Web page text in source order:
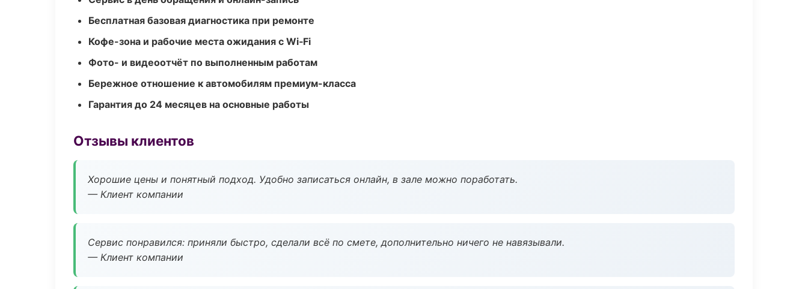
Бесплатная базовая диагностика при ремонте
Кофе-зона и рабочие места ожидания с Wi‑Fi
Фото- и видеоотчёт по выполненным работам
Бережное отношение к автомобилям премиум-класса
Гарантия до 24 месяцев на основные работы
Отзывы клиентов
Хорошие цены и понятный подход. Удобно записаться онлайн, в зале можно поработать.
— Клиент компании
Сервис понравился: приняли быстро, сделали всё по смете, дополнительно ничего не навязывали.
— Клиент компании